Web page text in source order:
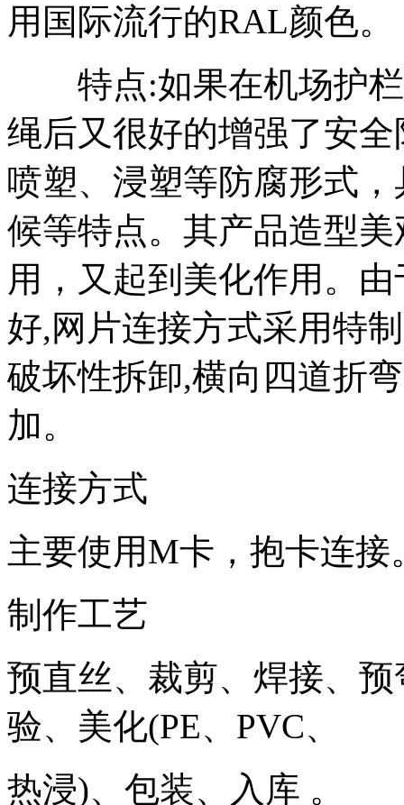
用国际流行的RAL颜色。
特点:如果在机场护栏
绳后又很好的增强了安
喷塑、浸塑等防腐形式
候等特点。其产品造型
用，又起到美化作用。
好,网片连接方式采用特
破坏性拆卸,横向四道折
加。
连接方式
主要使用M卡，抱卡连接
制作工艺
预直丝、裁剪、焊接、
验、美化(PE、PVC、
热浸)、包装、入库 。